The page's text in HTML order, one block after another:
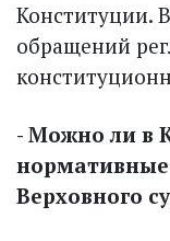
Конституции.
обращений
- Можно ли в
Верховного